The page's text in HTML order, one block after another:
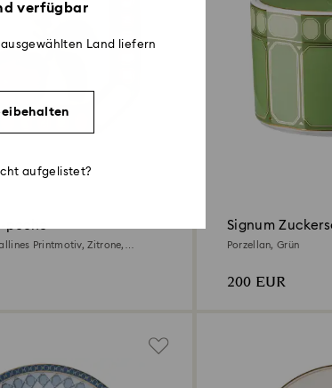
poche
Printmotiv, Zitrone,
Signum
Porzellan, Grün
200 EUR
verfügbar
Land liefern
aufgelistet?